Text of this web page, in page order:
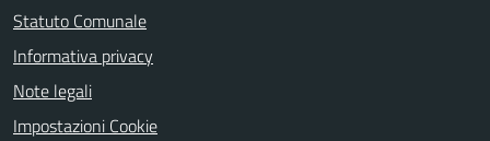
Statuto Comunale
Informativa privacy
Note legali
Impostazioni Cookie